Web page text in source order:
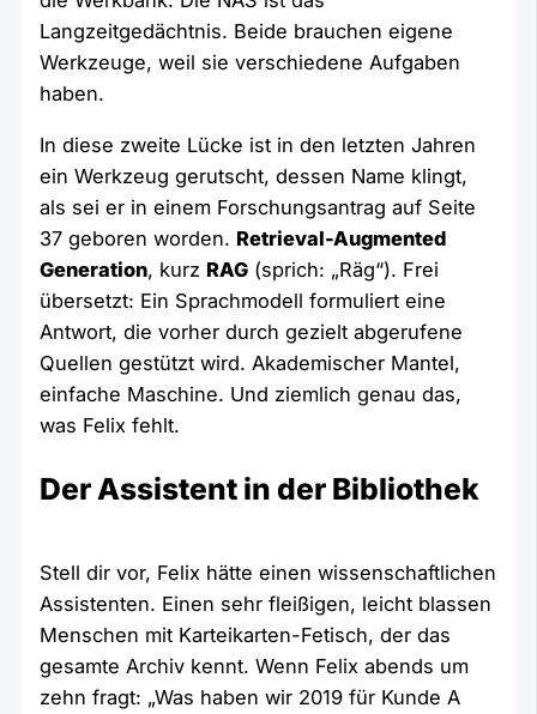
Langzeitgedächtnis. Beide brauchen eigene
Werkzeuge, weil sie verschiedene Aufgaben
haben.
In diese zweite Lücke ist in den letzten Jahren
ein Werkzeug gerutscht, dessen Name klingt,
als sei er in einem Forschungsantrag auf Seite
37 geboren worden. Retrieval-Augmented
Generation, kurz RAG (sprich: „Räg“). Frei
übersetzt: Ein Sprachmodell formuliert eine
Antwort, die vorher durch gezielt abgerufene
Quellen gestützt wird. Akademischer Mantel,
einfache Maschine. Und ziemlich genau das,
was Felix fehlt.
Der Assistent in der Bibliothek
Stell dir vor, Felix hätte einen wissenschaftlichen
Assistenten. Einen sehr fleißigen, leicht blassen
Menschen mit Karteikarten-Fetisch, der das
gesamte Archiv kennt. Wenn Felix abends um
zehn fragt: „Was haben wir 2019 für Kunde A